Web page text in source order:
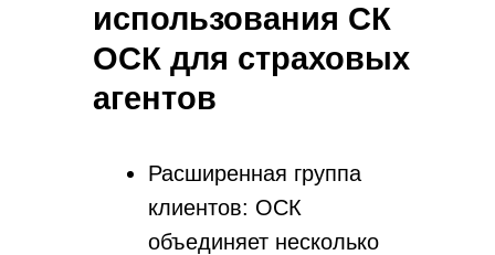
использования СК
ОСК для страховых
агентов
Расширенная группа
клиентов: ОСК
объединяет несколько